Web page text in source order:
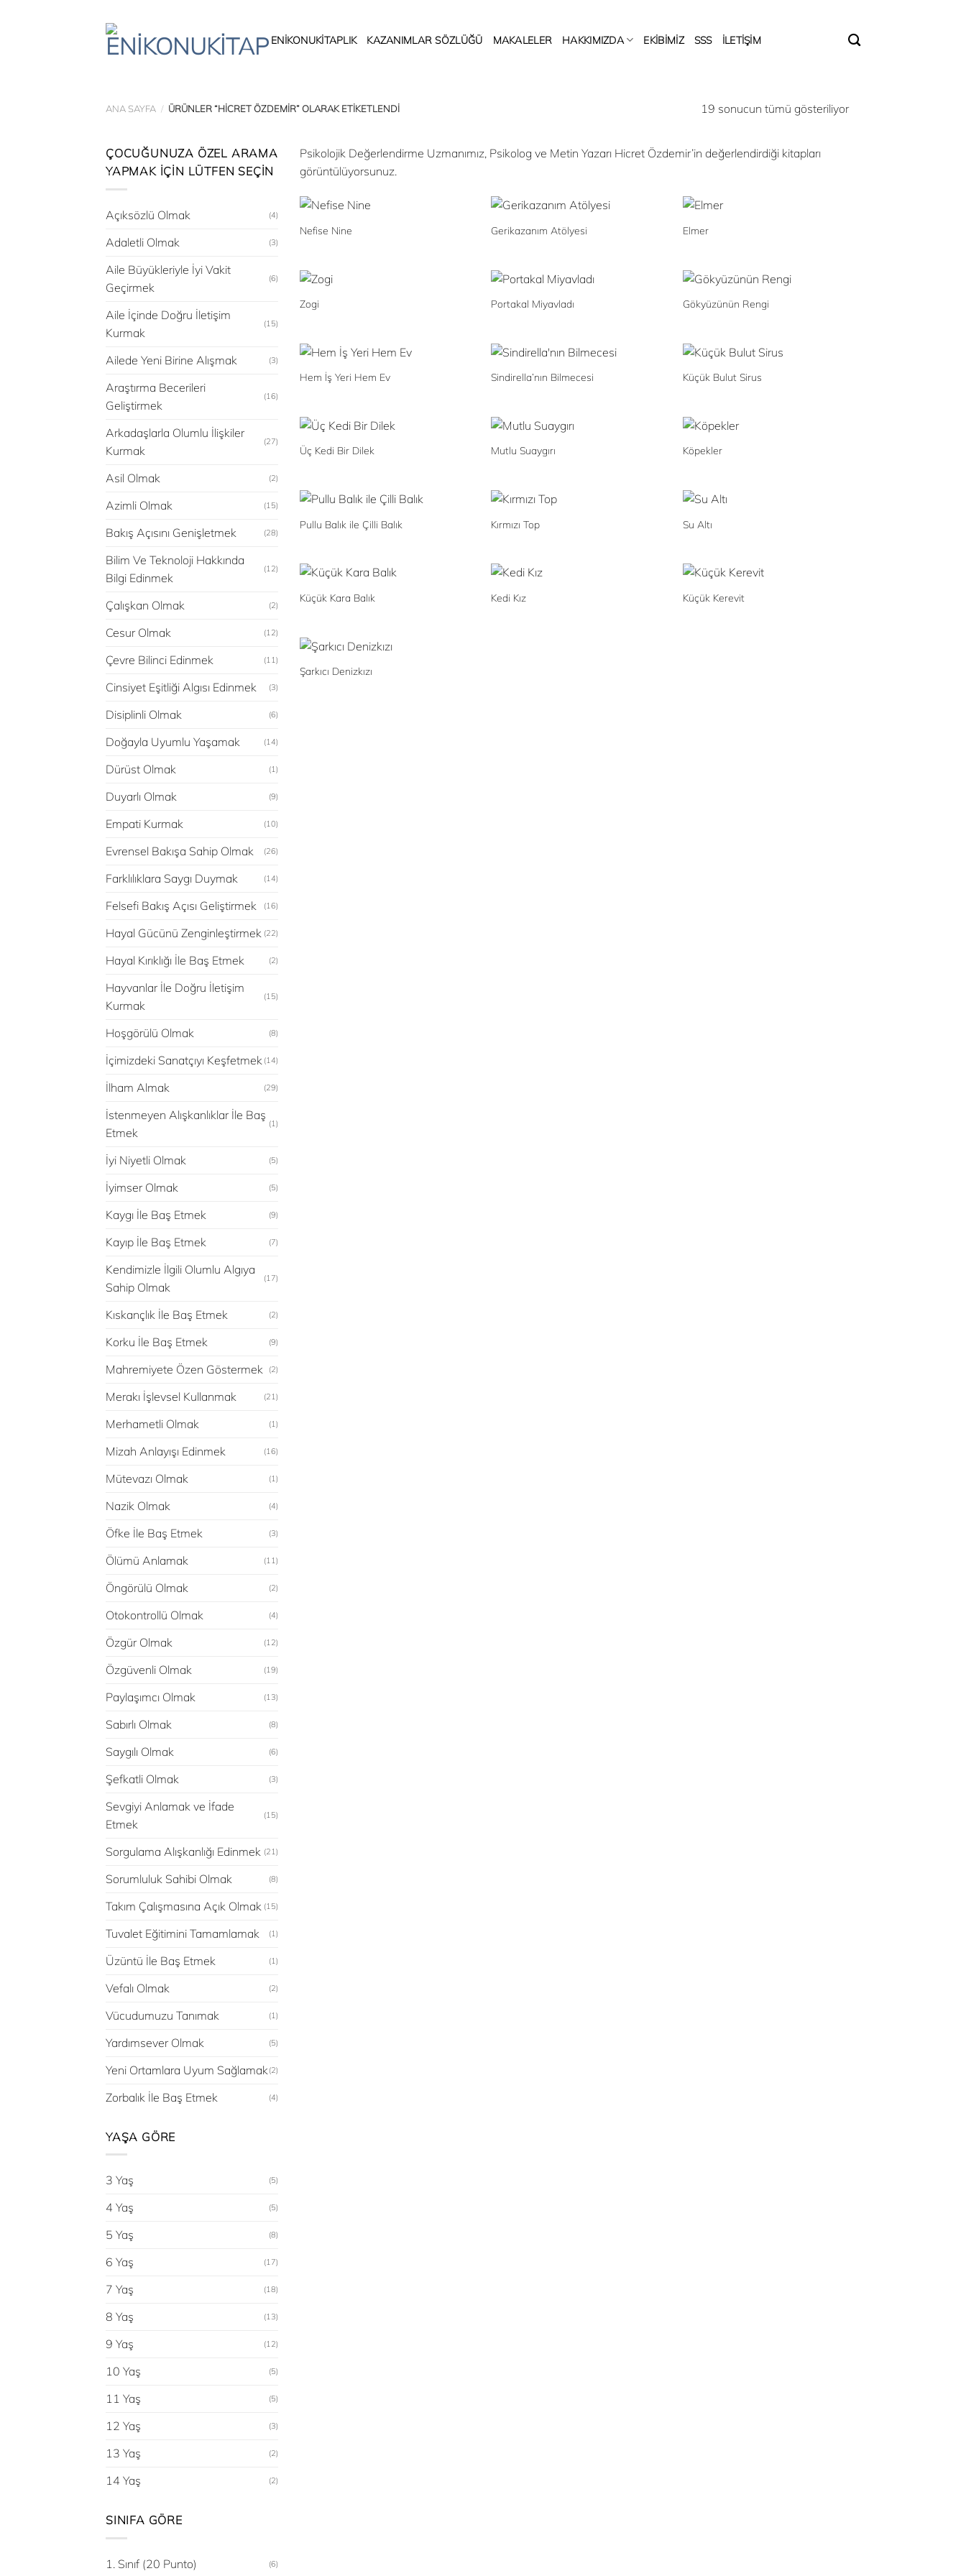
ENIKONUKITAPLIK KAZANIMLAR SÖZLÜĞÜ MAKALELER HAKKIMIZDA EKİBİMİZ SSS İLETİŞİM
ANA SAYFA / ÜRÜNLER “HICRET ÖZDEMIR” OLARAK ETIKETLENDI 19 sonucun tümü gösteriliyorEn
ÇOCUĞUNUZA ÖZEL ARAMA
YAPMAK İÇIN LÜTFEN SEÇIN
Açıksözlü Olmak (4)
Adaletli Olmak (3)
Aile Büyükleriyle İyi Vakit
Geçirmek
(6)
Aile İçinde Doğru İletişim
Kurmak
(15)
Ailede Yeni Birine Alışmak (3)
Araştırma Becerileri
Geliştirmek
(16)
Arkadaşlarla Olumlu İlişkiler
Kurmak
(27)
Asil Olmak (2)
Azimli Olmak (15)
Bakış Açısını Genişletmek (28)
Bilim Ve Teknoloji Hakkında
Bilgi Edinmek
(12)
Çalışkan Olmak (2)
Cesur Olmak (12)
Çevre Bilinci Edinmek (11)
Cinsiyet Eşitliği Algısı Edinmek (3)
Disiplinli Olmak (6)
Doğayla Uyumlu Yaşamak (14)
Dürüst Olmak (1)
Duyarlı Olmak (9)
Empati Kurmak (10)
Evrensel Bakışa Sahip Olmak (26)
Farklılıklara Saygı Duymak (14)
Felsefi Bakış Açısı Geliştirmek (16)
Hayal Gücünü Zenginleştirmek (22)
Hayal Kırıklığı İle Baş Etmek (2)
Hayvanlar İle Doğru İletişim
Kurmak
(15)
Hoşgörülü Olmak (8)
İçimizdeki Sanatçıyı Keşfetmek (14)
İlham Almak (29)
İstenmeyen Alışkanlıklar İle Baş
Etmek
(1)
İyi Niyetli Olmak (5)
İyimser Olmak (5)
Kaygı İle Baş Etmek (9)
Kayıp İle Baş Etmek (7)
Kendimizle İlgili Olumlu Algıya
Sahip Olmak
(17)
Kıskançlık İle Baş Etmek (2)
Korku İle Baş Etmek (9)
Mahremiyete Özen Göstermek (2)
Merakı İşlevsel Kullanmak (21)
Merhametli Olmak (1)
Mizah Anlayışı Edinmek (16)
Mütevazı Olmak (1)
Nazik Olmak (4)
Öfke İle Baş Etmek (3)
Ölümü Anlamak (11)
Öngörülü Olmak (2)
Otokontrollü Olmak (4)
Özgür Olmak (12)
Özgüvenli Olmak (19)
Paylaşımcı Olmak (13)
Sabırlı Olmak (8)
Saygılı Olmak (6)
Şefkatli Olmak (3)
Sevgiyi Anlamak ve İfade
Etmek
(15)
Sorgulama Alışkanlığı Edinmek (21)
Sorumluluk Sahibi Olmak (8)
Takım Çalışmasına Açık Olmak (15)
Tuvalet Eğitimini Tamamlamak (1)
Üzüntü İle Baş Etmek (1)
Vefalı Olmak (2)
Vücudumuzu Tanımak (1)
Yardımsever Olmak (5)
Yeni Ortamlara Uyum Sağlamak (2)
Zorbalık İle Baş Etmek (4)
YAŞA GÖRE
3 Yaş (5)
4 Yaş (5)
5 Yaş (8)
6 Yaş (17)
7 Yaş (18)
8 Yaş (13)
9 Yaş (12)
10 Yaş (5)
11 Yaş (5)
12 Yaş (3)
13 Yaş (2)
14 Yaş (2)
SINIFA GÖRE
1. Sınıf (20 Punto) (6)
Psikolojik Değerlendirme Uzmanımız, Psikolog ve Metin Yazarı Hicret Özdemir’in değerlendirdiği kitapları
görüntülüyorsunuz.
Nefise Nine Gerikazanım Atölyesi Elmer
Zogi Portakal Miyavladı Gökyüzünün Rengi
Hem İş Yeri Hem Ev Sindirella’nın Bilmecesi Küçük Bulut Sirus
Üç Kedi Bir Dilek Mutlu Suaygırı Köpekler
Pullu Balık ile Çilli Balık Kırmızı Top Su Altı
Küçük Kara Balık Kedi Kız Küçük Kerevit
Şarkıcı Denizkızı